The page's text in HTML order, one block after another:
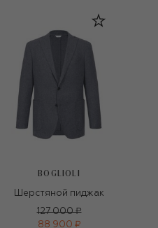
BOGLIOLI
Шерстяной пиджак
127 000 ₽
88 900 ₽